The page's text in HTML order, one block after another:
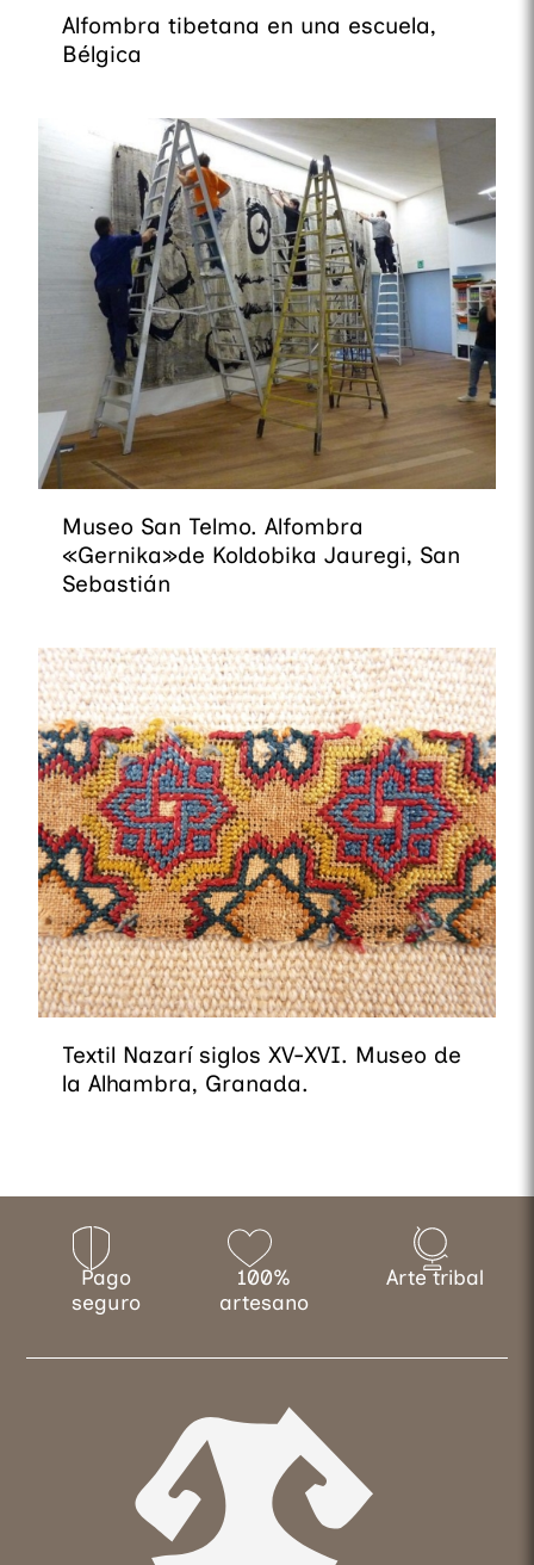
Alfombra tibetana en una escuela,
Bélgica
Museo San Telmo. Alfombra
«Gernika»de Koldobika Jauregi, San
Sebastián
Textil Nazarí siglos XV-XVI. Museo de
la Alhambra, Granada.
Pago
seguro
100%
artesano
Arte tribal